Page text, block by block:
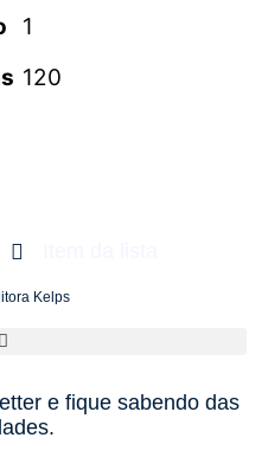
1
120
Kelps
e fique sabendo das